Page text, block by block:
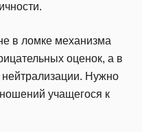
в ломке механизма
оценок, а в
нейтрализации. Нужно
учащегося к